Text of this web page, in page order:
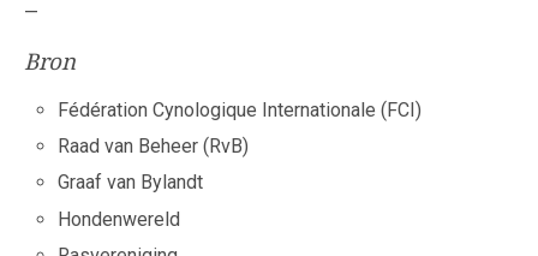
—
Bron
Fédération Cynologique Internationale (FCI)
Raad van Beheer (RvB)
Graaf van Bylandt
Hondenwereld